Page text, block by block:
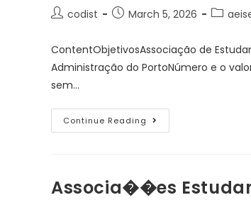
codist March 5, 2026
ContentObjetivosAssociação de
Administração do PortoNúmero e o
sem…
Continue Reading
Associa��es